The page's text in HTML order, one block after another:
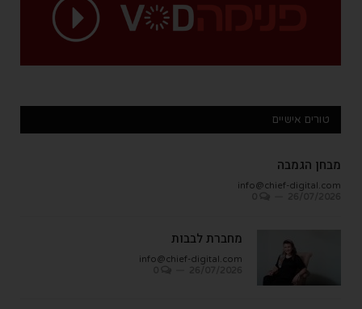
טורים אישיים
מבחן הגמבה
info@chief-digital.com
מחברת לבבות
info@chief-digital.com